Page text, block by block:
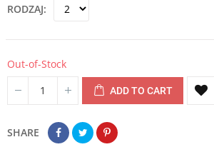
RODZAJ
Out-of-Stock
ADD TO CART
SHARE